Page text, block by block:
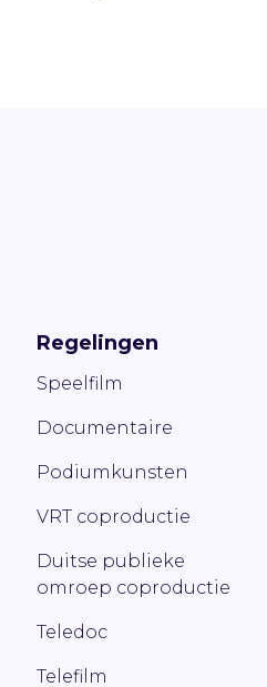
Regelingen
Speelfilm
Documentaire
Podiumkunsten
VRT coproductie
Duitse publieke
omroep coproductie
Teledoc
Telefilm